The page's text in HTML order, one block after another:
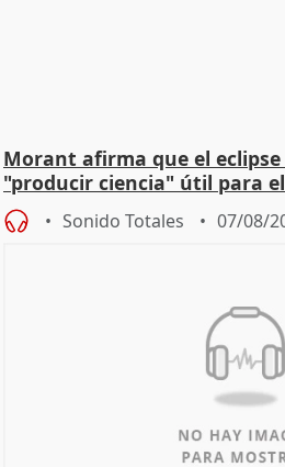
Morant afirma que el
"producir ciencia" útil para
Sonido Totales 07/08/